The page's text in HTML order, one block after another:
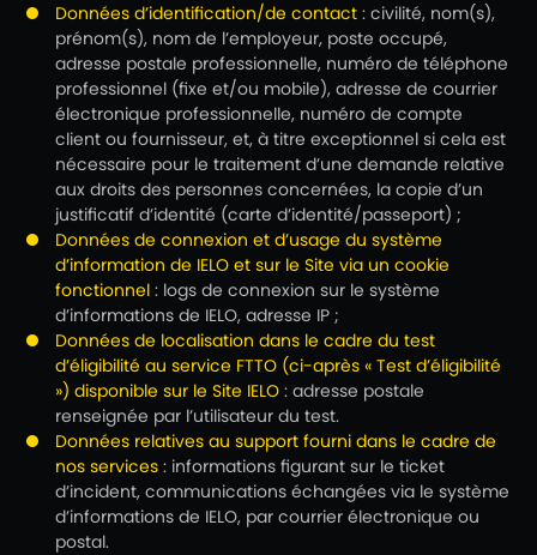
Données d’identification/de contact : civilité, nom(s),
prénom(s), nom de l’employeur, poste occupé,
adresse postale professionnelle, numéro de téléphone
professionnel (fixe et/ou mobile), adresse de courrier
électronique professionnelle, numéro de compte
client ou fournisseur, et, à titre exceptionnel si cela est
nécessaire pour le traitement d’une demande relative
aux droits des personnes concernées, la copie d’un
justificatif d’identité (carte d’identité/passeport) ;
Données de connexion et d’usage du système
d’information de IELO et sur le Site via un cookie
fonctionnel : logs de connexion sur le système
d’informations de IELO, adresse IP ;
Données de localisation dans le cadre du test
d’éligibilité au service FTTO (ci-après « Test d’éligibilité
») disponible sur le Site IELO : adresse postale
renseignée par l’utilisateur du test.
Données relatives au support fourni dans le cadre de
nos services : informations figurant sur le ticket
d’incident, communications échangées via le système
d’informations de IELO, par courrier électronique ou
postal.